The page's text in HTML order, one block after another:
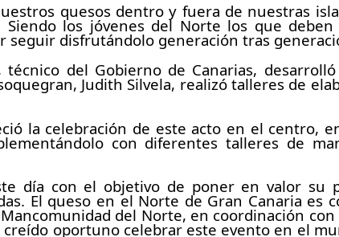
quesos dentro y fuera de nuestras
los jóvenes del Norte los que
disfrutándolo generación tras
del Gobierno de Canarias,
Judith Silvela, realizó talleres de
la celebración de este acto en el centro,
con diferentes talleres de
día con el objetivo de poner en valor su
El queso en el Norte de Gran Canaria es
del Norte, en coordinación
oportuno celebrar este evento en el